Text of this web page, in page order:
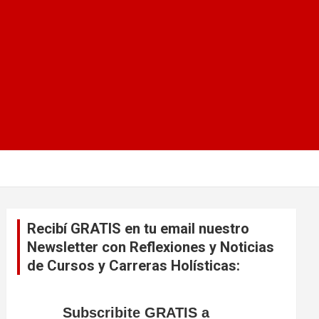
Recibí GRATIS en tu email nuestro
Newsletter con Reflexiones y Noticias
de Cursos y Carreras Holísticas:
Subscribite GRATIS a